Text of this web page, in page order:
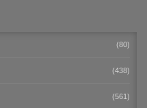
(80)
(438)
(561)